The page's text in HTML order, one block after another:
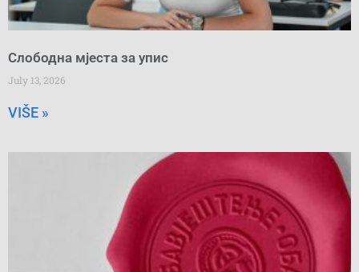
Слободна мјеста за упис
July 13, 2026
VIŠE »